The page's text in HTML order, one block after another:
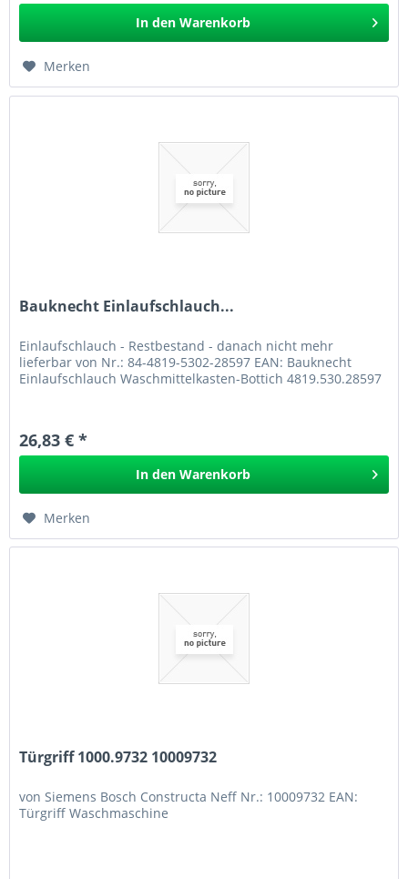
In den Warenkorb
Merken
Bauknecht Einlaufschlauch...
Einlaufschlauch - Restbestand - danach nicht mehr
lieferbar von Nr.: 84-4819-5302-28597 EAN: Bauknecht
Einlaufschlauch Waschmittelkasten-Bottich 4819.530.28597
26,83 € *
In den Warenkorb
Merken
Türgriff 1000.9732 10009732
von Siemens Bosch Constructa Neff Nr.: 10009732 EAN:
Türgriff Waschmaschine